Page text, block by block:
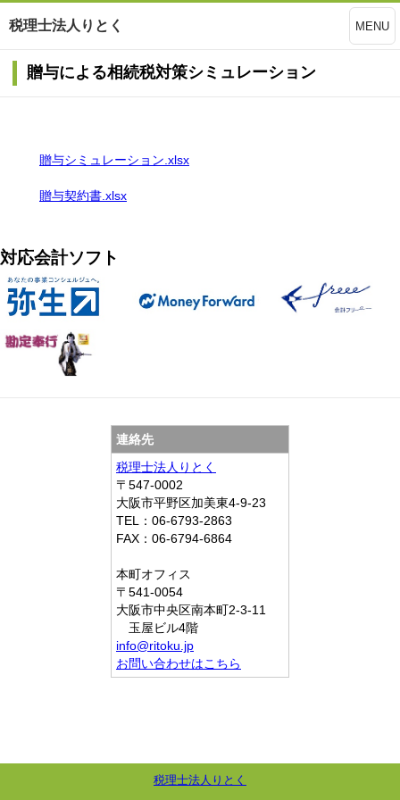
税理士法人りとく MENU
贈与による相続税対策シミュレーション
贈与シミュレーション.xlsx
贈与契約書.xlsx
対応会計ソフト
連絡先
税理士法人りとく
〒547-0002
大阪市平野区加美東4-9-23
TEL：06-6793-2863
FAX：06-6794-6864
本町オフィス
〒541-0054
大阪市中央区南本町2-3-11
玉屋ビル4階
info@ritoku.jp
お問い合わせはこちら
税理士法人りとく